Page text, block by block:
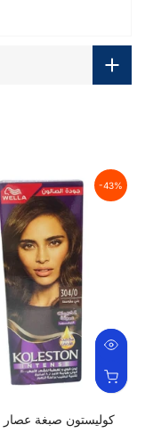
-43%
كوليستون صبغة